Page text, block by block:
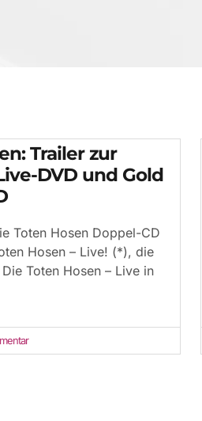
Trailer zur
DVD und Gold
Toten Hosen Doppel-CD
Hosen – Live! (*), die
Toten Hosen – Live in